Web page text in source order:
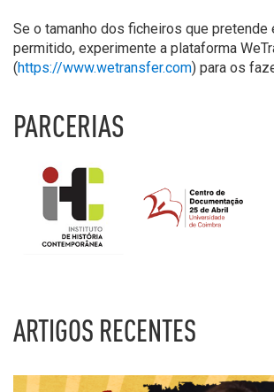
Se o tamanho dos ficheiros que pretende
permitido, experimente a plataforma
(https://www.wetransfer.com) para os
PARCERIAS
ARTIGOS RECENTES